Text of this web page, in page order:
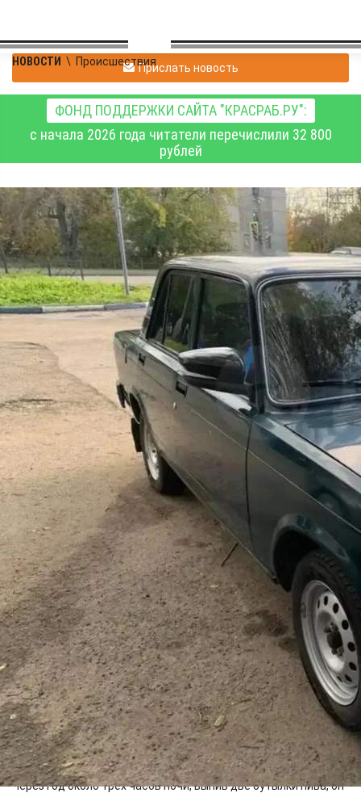
НОВОСТИ \ ПроисшествияПрислать новость
ФОНД ПОДДЕРЖКИ САЙТА "КРАСРАБ.РУ":
с начала 2026 года читатели перечислили 32 800
рублей
Прокуратура
настаивает на
конфискации
автомобиля у 18-
летнего любителя
спиртного
Происшествия
15.06.2026 20:45
336
Фото:
Прокуратура Красноярского края
У 18-летнего жителя Красноярска никогда не было
водительских прав, но это не мешало ему регулярно колесить
по городу. Только за 2025 год автоинспекторы привлекали
его к ответственности более 60 раз, выписав штрафы на 100
тысяч рублей. Он их оплатил, но на дороге вести себя
аккуратнее не стал.
В 2024 году, когда парню едва исполнилось 16 лет, его уже
наказывали за пьяную езду без прав: комиссия по делам
несовершеннолетних оштрафовала его на 30 тысяч рублей.
Через год около трёх часов ночи, выпив две бутылки пива, он